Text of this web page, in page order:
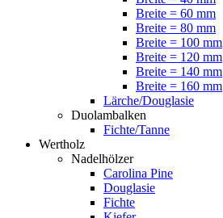
Breite = 60 mm
Breite = 80 mm
Breite = 100 mm
Breite = 120 mm
Breite = 140 mm
Breite = 160 mm
Lärche/Douglasie
Duolambalken
Fichte/Tanne
Wertholz
Nadelhölzer
Carolina Pine
Douglasie
Fichte